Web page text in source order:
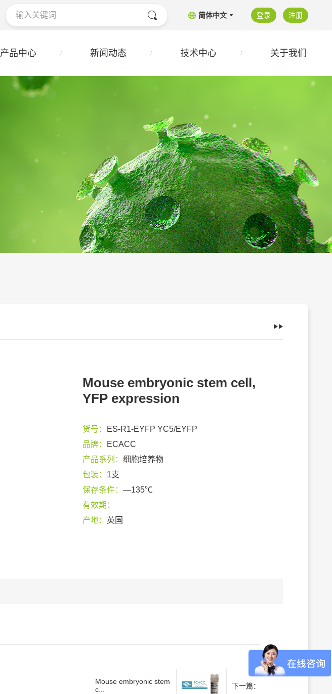
简体中文 登录 注册
产品中心 新闻动态 技术中心 关于我们
Mouse embryonic stem cell,
YFP expression
货号：
ES-R1-EYFP YC5/EYFP
品牌：
ECACC
产品系列： 细胞培养物
包装： 1支
保存条件： —135℃
有效期：
产地： 英国
Mouse embryonic stem
c...
下一篇：